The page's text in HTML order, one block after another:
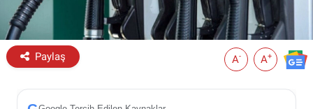
Paylaş A- A+
Eskişehir Otobüs Saatleri